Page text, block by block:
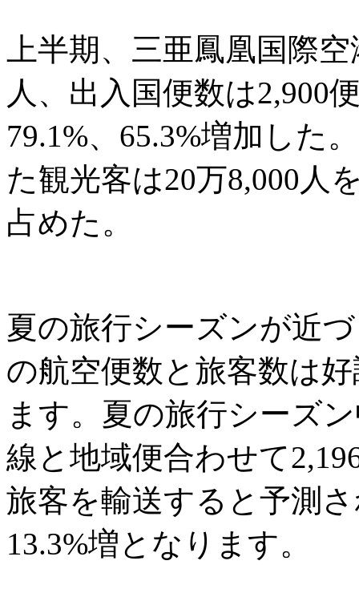
上半期、三亜鳳凰国際
人、出入国便数は2,900
79.1%、65.3%増加した
た観光客は20万8,000人
占めた。
夏の旅行シーズンが近
の航空便数と旅客数は
ます。夏の旅行シーズ
線と地域便合わせて
旅客を輸送すると予測
13.3%増となります。